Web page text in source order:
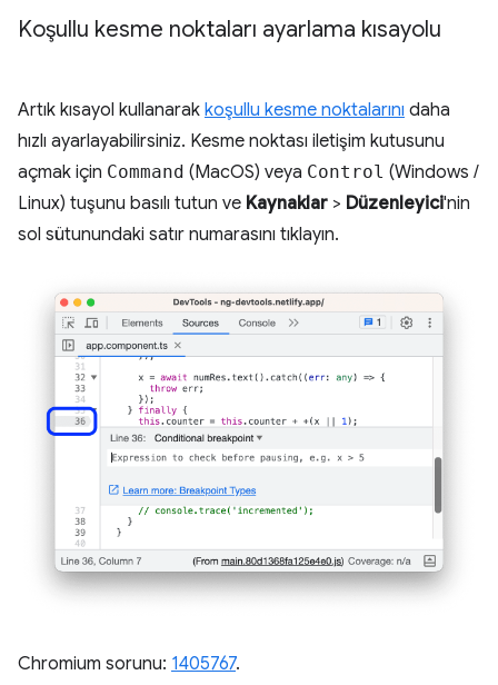
Koşullu kesme noktaları ayarlama kısayolu
Artık kısayol kullanarak koşullu kesme noktalarını daha
hızlı ayarlayabilirsiniz. Kesme noktası iletişim kutusunu
açmak için Command (MacOS) veya Control (Windows /
Linux) tuşunu basılı tutun ve Kaynaklar > Düzenleyici'nin
sol sütunundaki satır numarasını tıklayın.
Chromium sorunu: 1405767.